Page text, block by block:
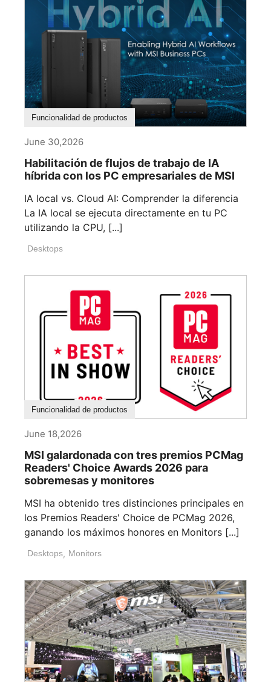
Funcionalidad de productos
June 30,2026
Habilitación de flujos de trabajo de IA
híbrida con los PC empresariales de MSI
IA local vs. Cloud AI: Comprender la diferencia
La IA local se ejecuta directamente en tu PC
utilizando la CPU, [...]
Desktops
Funcionalidad de productos
June 18,2026
MSI galardonada con tres premios PCMag
Readers' Choice Awards 2026 para
sobremesas y monitores
MSI ha obtenido tres distinciones principales en
los Premios Readers' Choice de PCMag 2026,
ganando los máximos honores en Monitors [...]
Desktops, Monitors